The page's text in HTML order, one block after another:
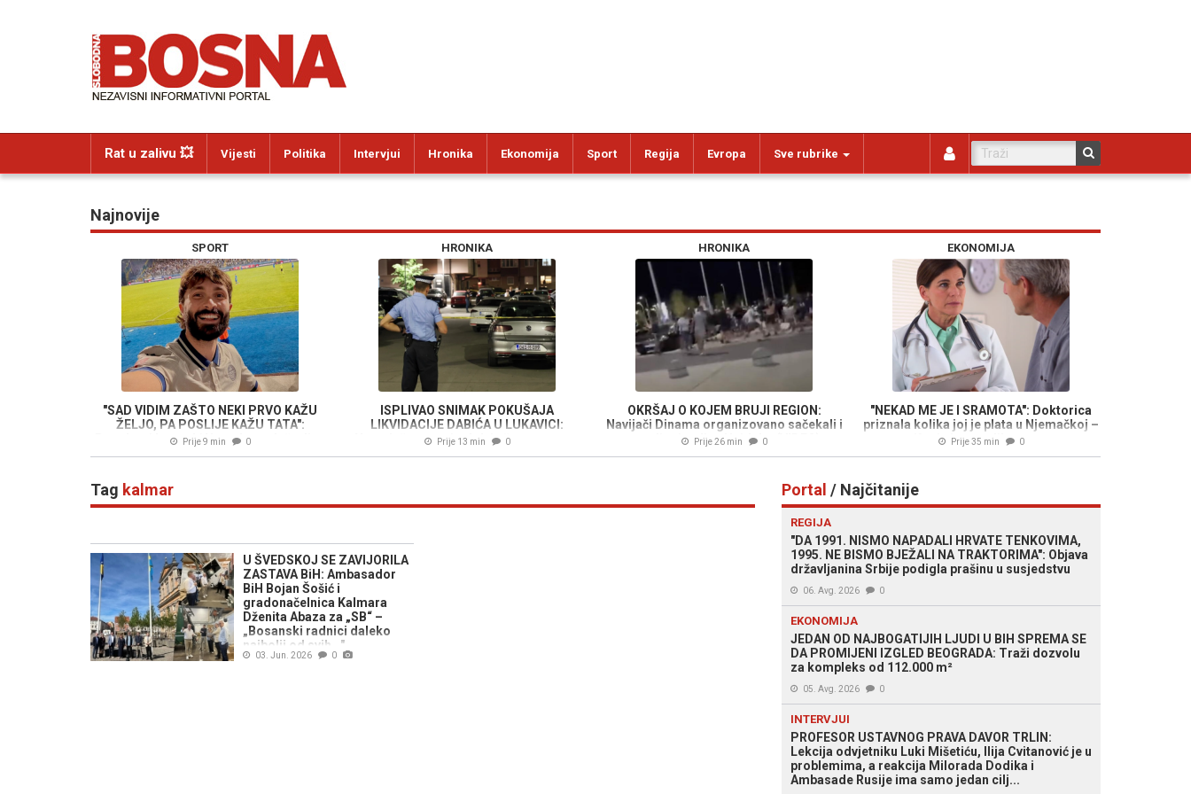
Rat u zalivu 💥 Vijesti Politika Intervjui Hronika Ekonomija Sport Regija Evropa Sve rubrike
Najnovije
SPORT
"SAD VIDIM ZAŠTO NEKI PRVO KAŽU
ŽELJO, PA POSLIJE KAŽU TATA":
Popularni hrvatski Youtuber oduševljen
Prije 9 min 0
HRONIKA
ISPLIVAO SNIMAK POKUŠAJA
LIKVIDACIJE DABIĆA U LUKAVICI:
Napadač ga pratio dok je šetao psa, pa
Prije 13 min 0
HRONIKA
OKRŠAJ O KOJEM BRUJI REGION:
Navijači Dinama organizovano sačekali i
napali pristalice Hajduka (VIDEO)
Prije 26 min 0
EKONOMIJA
"NEKAD ME JE I SRAMOTA": Doktorica
priznala kolika joj je plata u Njemačkoj –
cifra je iznenadila mnoge
Prije 35 min 0
Tag kalmar
U ŠVEDSKOJ SE ZAVIJORILA
ZASTAVA BiH: Ambasador
BiH Bojan Šošić i
gradonačelnica Kalmara
Dženita Abaza za „SB“ –
„Bosanski radnici daleko
najbolji od svih..."
03. Jun. 2026 0
Portal / Najčitanije
REGIJA
"DA 1991. NISMO NAPADALI HRVATE TENKOVIMA,
1995. NE BISMO BJEŽALI NA TRAKTORIMA": Objava
državljanina Srbije podigla prašinu u susjedstvu
06. Avg. 2026 0
EKONOMIJA
JEDAN OD NAJBOGATIJIH LJUDI U BIH SPREMA SE
DA PROMIJENI IZGLED BEOGRADA: Traži dozvolu
za kompleks od 112.000 m²
05. Avg. 2026 0
INTERVJUI
PROFESOR USTAVNOG PRAVA DAVOR TRLIN:
Lekcija odvjetniku Luki Mišetiću, Ilija Cvitanović je u
problemima, a reakcija Milorada Dodika i
Ambasade Rusije ima samo jedan cilj...